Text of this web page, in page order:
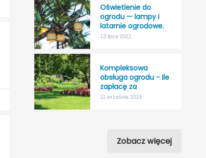
Oświetlenie do
ogrodu — lampy i
latarnie ogrodowe.
13 lipca 2021
Kompleksowa
obsługa ogrodu - ile
zapłacę za
“nicnierobienie”?
11 września 2019
Zobacz więcej